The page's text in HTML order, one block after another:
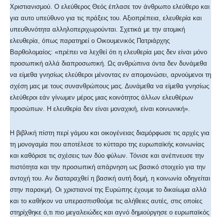
Χριστιανισμού. Ο ελεύθερος Θεός έπλασε τον άνθρωπο ελεύθερο και
για αυτο υπεύθυνο για τις πράξεις του. Αξιοπρέπεια, ελευθερία και
υπευθυνότητα αλληλοπεριχωρούνται. Σχετικά με την ατομική
ελευθερία, όπως παρατηρεί ο Οικουμενικός Πατριάρχης
Βαρθολομαίος: «πρέπει να λεχθεί ότι η ελευθερία μας δεν είναι μόνο
προσωπική αλλά διαπροσωπική. Ως ανθρώπινα όντα δεν δυνάμεθα
να είμεθα γνησίως ελεύθεροι μένοντας εν απομονώσει, αρνούμενοι τη
σχέση μας με τους συνανθρώπους μας. Δυνάμεθα να είμεθα γνησίως
ελεύθεροι εάν γίνωμεν μέρος μιας κοινότητος άλλων ελευθέρων
προσώπων. Η ελευθερία δεν είναι μοναχική, είναι κοινωνική».
Η βιβλική πίστη περί γάμου και οικογένειας διαμόρφωσε τις αρχές για
τη μονογαμία που αποτέλεσε το κύτταρο της ευρωπαϊκής κοινωνίας
και καθόρισε τις σχέσεις των δύο φύλων. Τόνισε και ανέπνευσε την
πιστότητα και την προσωπική απάρνηση ως βασικό στοιχείο για την
αντοχή του. Αν διαταραχθεί η βασική αυτή δομή, η κοινωνία οδηγείται
στην παρακμή. Οι χριστιανοί της Ευρώπης έχουμε το δικαίωμα αλλά
και το καθήκον να υπερασπισθούμε τις αλήθειες αυτές, στις οποίες
στηρίχθηκε ό,τι πιο μεγαλειώδες και αγνό δημιούργησε ο ευρωπαϊκός